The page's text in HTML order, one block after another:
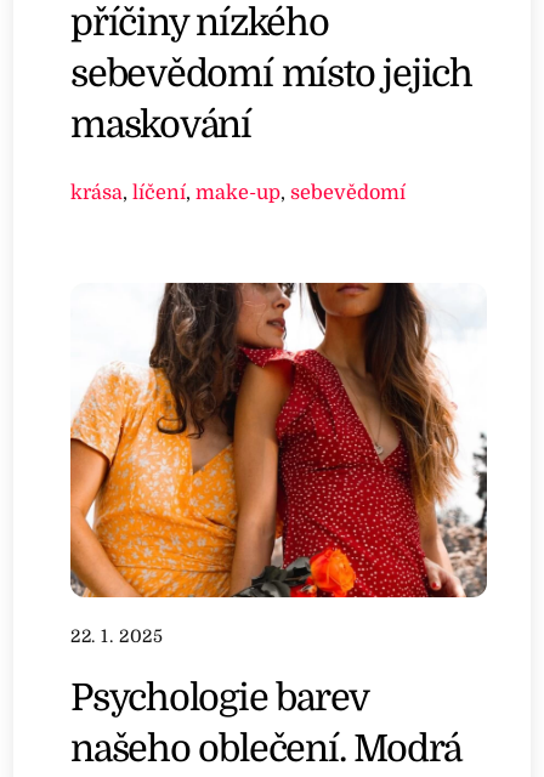
příčiny nízkého
sebevědomí místo jejich
maskování
krása,líčení,make-up,sebevědomí
22. 1. 2025
Psychologie barev
našeho oblečení. Modrá